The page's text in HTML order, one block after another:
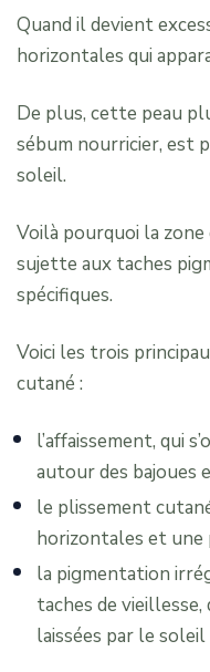
Quand il devient
horizontales qui
De plus, cette peau
sébum nourricier, est
soleil.
Voilà pourquoi la
sujette aux taches
spécifiques.
Voici les trois
cutané :
l’affaissement, qui
autour des bajoues
le plissement
horizontales et une
la pigmentation
taches de
laissées par le soleil